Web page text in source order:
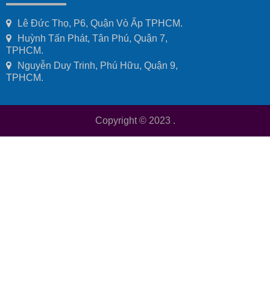
Lê Đức Thọ, P6, Quận Vò Ấp TPHCM.
Huỳnh Tấn Phát, Tân Phú, Quận 7,
TPHCM.
Nguyễn Duy Trinh, Phú Hữu, Quận 9,
TPHCM.
Copyright © 2023 .